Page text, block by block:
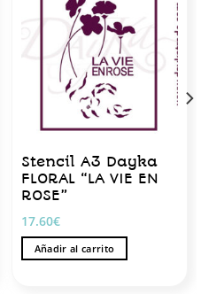
Stencil A3 Dayka
FLORAL “LA VIE EN
ROSE”
17.60€
Añadir al carrito